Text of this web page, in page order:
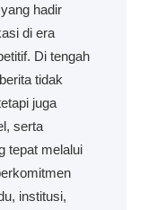
yang hadir
di era
Di tengah
tidak
juga
serta
tepat melalui
institusi,